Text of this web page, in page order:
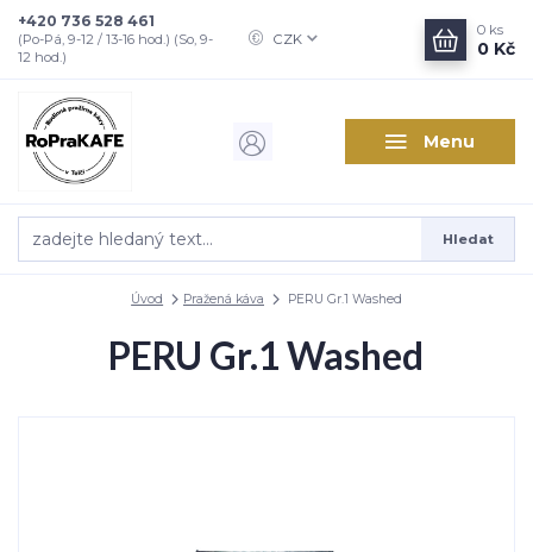
Menu
CZK
Hledat
+420 736 528 461
(Po-Pá, 9-12 / 13-16 hod.) (So, 9-
12 hod.)
0 ks
0 Kč
Úvod Pražená káva PERU Gr.1 Washed
PERU Gr.1 Washed